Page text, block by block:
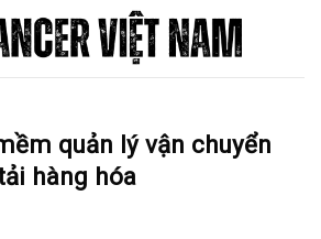
quản lý vận chuyển
hàng hóa